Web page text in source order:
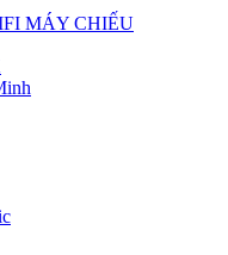
MÁY CHIẾU